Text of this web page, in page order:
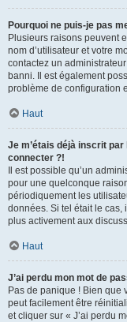
Pourquoi ne puis-je pas
Plusieurs raisons peuvent
nom d’utilisateur et votre
contactez un
banni. Il est également
problème de configuration
Haut
Je m’étais déjà inscrit
connecter ?!
Il est possible qu’un
pour une quelconque
périodiquement les
données. Si tel était le
plus activement aux
Haut
J’ai perdu mon mot de
Pas de panique ! Bien que
peut facilement être
et cliquer sur « J’ai perdu